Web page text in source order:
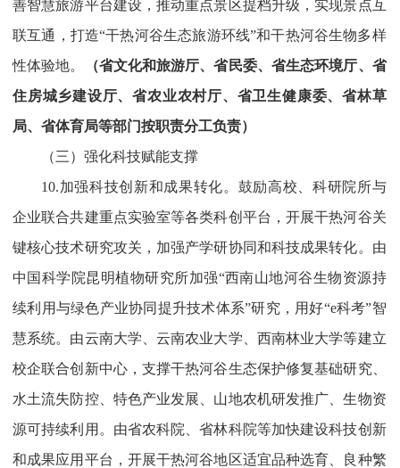
善智慧旅游平台建设，推动重点景区提档升级，实现景点互
联互通，打造“干热河谷生态旅游环线”和干热河谷生物多样
性体验地。
（省文化和旅游厅、省民委、省生态环境厅、省
住房城乡建设厅、省农业农村厅、省卫生健康委、省林草
局、省体育局等部门按职责分工负责）
（三）强化科技赋能支撑
10.加强科技创新和成果转化。鼓励高校、科研院所与
企业联合共建重点实验室等各类科创平台，开展干热河谷关
键核心技术研究攻关，加强产学研协同和科技成果转化。由
中国科学院昆明植物研究所加强“西南山地河谷生物资源持
续利用与绿色产业协同提升技术体系”研究，用好“e科考”智
慧系统。由云南大学、云南农业大学、西南林业大学等建立
校企联合创新中心，支撑干热河谷生态保护修复基础研究、
水土流失防控、特色产业发展、山地农机研发推广、生物资
源可持续利用。由省农科院、省林科院等加快建设科技创新
和成果应用平台，开展干热河谷地区适宜品种选育、良种繁